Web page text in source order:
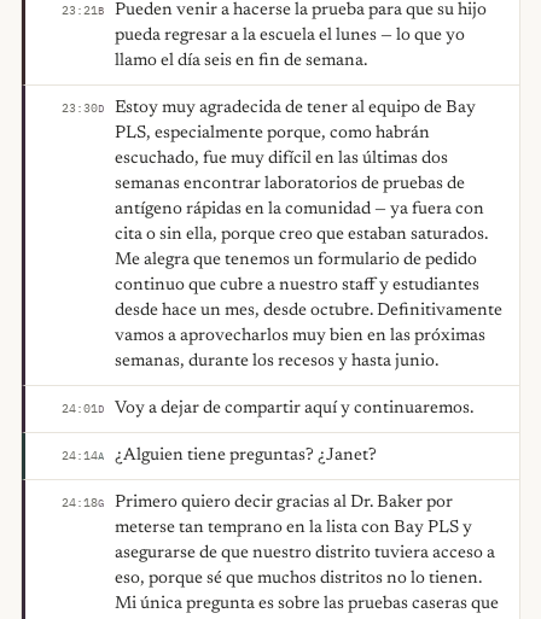
23:21B
Pueden venir a hacerse la prueba para que su hijo
pueda regresar a la escuela el lunes — lo que yo
llamo el día seis en fin de semana.
23:30D
Estoy muy agradecida de tener al equipo de Bay
PLS, especialmente porque, como habrán
escuchado, fue muy difícil en las últimas dos
semanas encontrar laboratorios de pruebas de
antígeno rápidas en la comunidad — ya fuera con
cita o sin ella, porque creo que estaban saturados.
Me alegra que tenemos un formulario de pedido
continuo que cubre a nuestro staff y estudiantes
desde hace un mes, desde octubre. Definitivamente
vamos a aprovecharlos muy bien en las próximas
semanas, durante los recesos y hasta junio.
24:01D Voy a dejar de compartir aquí y continuaremos.
24:14A ¿Alguien tiene preguntas? ¿Janet?
24:18G
Primero quiero decir gracias al Dr. Baker por
meterse tan temprano en la lista con Bay PLS y
asegurarse de que nuestro distrito tuviera acceso a
eso, porque sé que muchos distritos no lo tienen.
Mi única pregunta es sobre las pruebas caseras que